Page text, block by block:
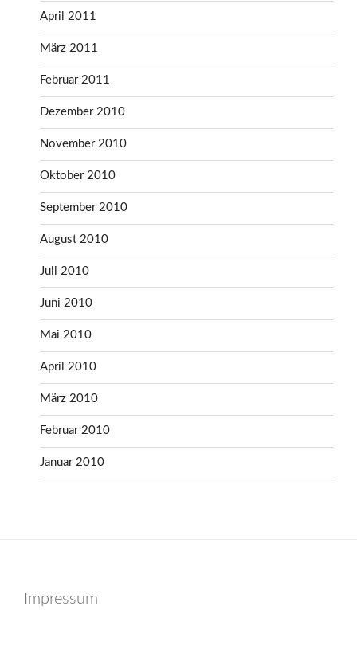
April 2011
März 2011
Februar 2011
Dezember 2010
November 2010
Oktober 2010
September 2010
August 2010
Juli 2010
Juni 2010
Mai 2010
April 2010
März 2010
Februar 2010
Januar 2010
Impressum